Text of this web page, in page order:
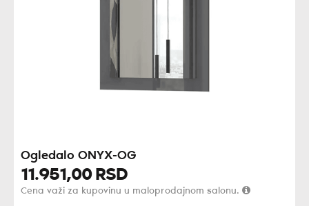
Ogledalo ONYX-OG
11.951,00 RSD
Cena važi za kupovinu u maloprodajnom salonu.